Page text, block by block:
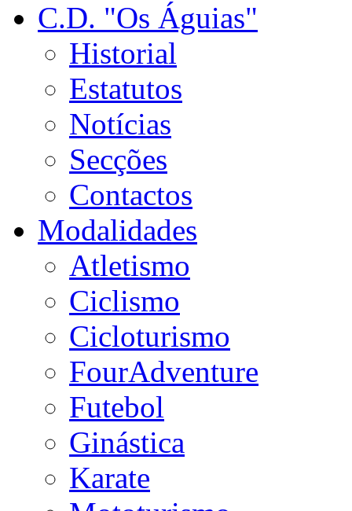
C.D. "Os Águias"
Historial
Estatutos
Notícias
Secções
Contactos
Modalidades
Atletismo
Ciclismo
Cicloturismo
FourAdventure
Futebol
Ginástica
Karate